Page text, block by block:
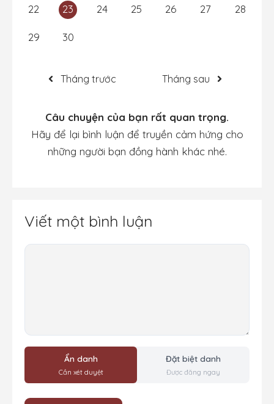
22 23 24 25 26 27 28
29 30
Tháng trước Tháng sau
Câu chuyện của bạn rất quan trọng.
Hãy để lại bình luận để truyền cảm hứng cho
những người bạn đồng hành khác nhé.
Viết một bình luận
Bình
Ẩn danh
Cần xét duyệt
Đặt biệt danh
Được đăng ngay